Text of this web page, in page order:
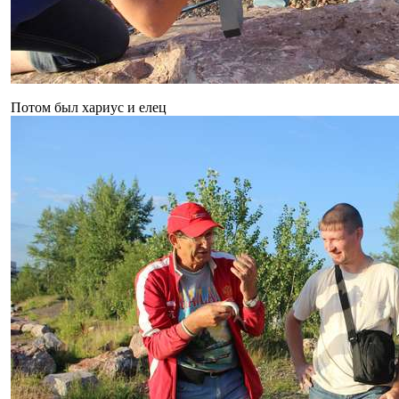
Потом был хариус и елец